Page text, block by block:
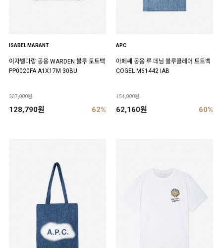
ISABEL MARANT
이자벨마랑 공용 WARDEN 블루 토트백
PP0020FA A1X17M 30BU
337,000원
128,790원 62%
APC
아페쎄 공용 루 데님 블루클레어 토트백
COGEL M61442 IAB
154,000원
62,160원 60%